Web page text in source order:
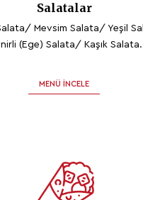
Salatalar
Mevsim Salata/ Yeşil
(Ege) Salata/ Kaşık
MENÜ İNCELE